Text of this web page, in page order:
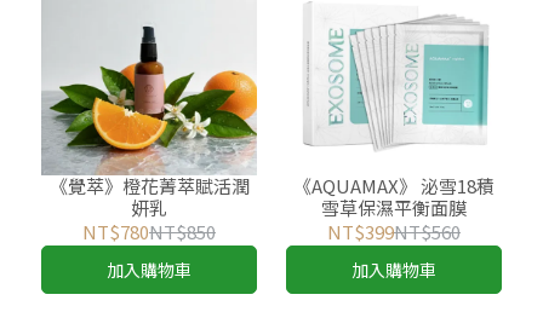
《覺萃》橙花菁萃賦活潤
妍乳
NT$780NT$850
加入購物車
《AQUAMAX》 泌雪18積
雪草保濕平衡面膜
NT$399NT$560
加入購物車